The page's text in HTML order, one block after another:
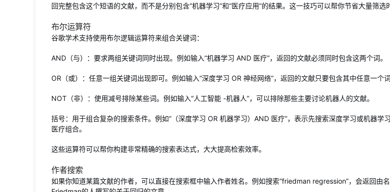
回完整包含这个短语的文献，而不是分别包含“机器学习”和“医疗应用”的结果。这一技巧可以帮你节省大量筛选
布尔运算符
谷歌学术支持使用布尔逻辑运算符来组合关键词：
AND（与）：要求两组关键词同时出现。例如输入“机器学习 AND 医疗”，返回的文献必须同时包含这两个词。
OR（或）：任意一组关键词出现即可。例如输入“深度学习 OR 神经网络”，返回的文献只要包含其中任意一个词
NOT（非）：使用减号排除某些词。例如输入“人工智能 -机器人”，可以排除那些主要讨论机器人的文献。
括号：用于组合复杂的搜索条件。例如“（深度学习 OR 机器学习）AND 医疗”，表示先搜索深度学习或机器学
医疗组合。
这些运算符可以帮你构建非常精确的搜索表达式，大大提高检索效率。
作者搜索
如果你知道某篇文献的作者，可以直接在搜索框中输入作者姓名。例如搜索“friedman regression”，会返回由